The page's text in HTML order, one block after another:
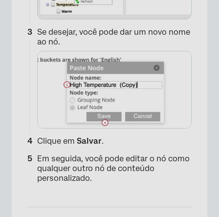
Se desejar, você pode dar um novo nome
ao nó.
Clique em Salvar.
Em seguida, você pode editar o nó como
qualquer outro nó de conteúdo
personalizado.